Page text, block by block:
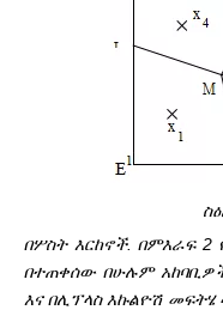
በሦስት እርከኖች. በምእራፍ 2
በተጠቀሰው በሁሉም
እና በሊፕላስ እኩልዮሽ መፍትሄ